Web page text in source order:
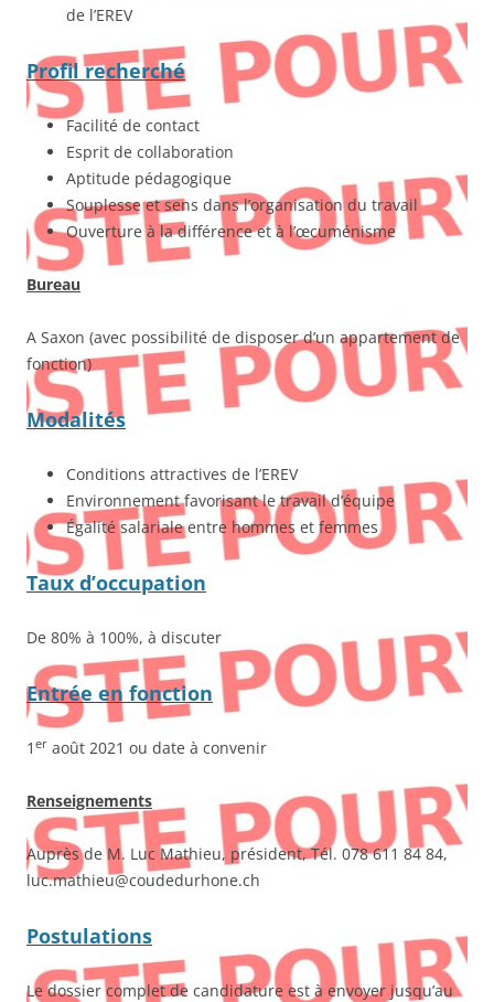
de l’EREV
Profil recherché
Facilité de contact
Esprit de collaboration
Aptitude pédagogique
Souplesse et sens dans l’organisation du travail
Ouverture à la différence et à l’œcuménisme
Bureau
A Saxon (avec possibilité de disposer d’un appartement de
fonction)
Modalités
Conditions attractives de l’EREV
Environnement favorisant le travail d’équipe
Égalité salariale entre hommes et femmes
Taux d’occupation
De 80% à 100%, à discuter
Entrée en fonction
1 er août 2021 ou date à convenir
Renseignements
Auprès de M. Luc Mathieu, président, Tél. 078 611 84 84,
luc.mathieu@coudedurhone.ch
Postulations
Le dossier complet de candidature est à envoyer jusqu’au